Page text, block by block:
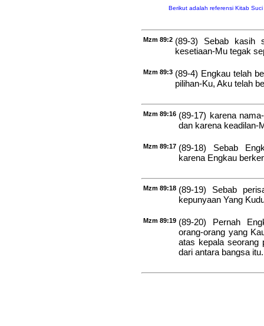
Berikut adalah referensi Kitab
Mzm 89:2 (89-3) Sebab kasih
kesetiaan-Mu tegak
Mzm 89:3 (89-4) Engkau telah
pilihan-Ku, Aku telah
Mzm 89:16 (89-17) karena
dan karena keadilan-
Mzm 89:17 (89-18) Sebab
karena Engkau
Mzm 89:18 (89-19) Sebab
kepunyaan Yang
Mzm 89:19 (89-20) Pernah
orang-orang yang
atas kepala seorang
dari antara bangsa itu.